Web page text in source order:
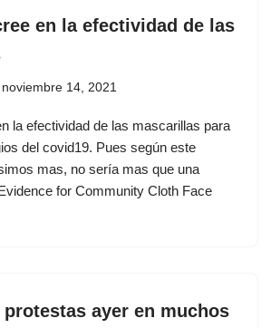
en la efectividad de las
noviembre 14, 2021
la efectividad de las mascarillas para
del covid19. Pues según este
mas, no sería mas que una
for Community Cloth Face
protestas ayer en muchos